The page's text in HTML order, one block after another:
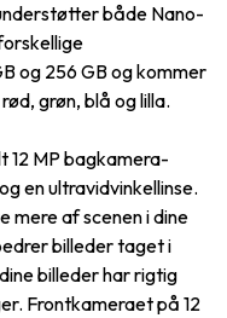
både Nano-
og 256 GB og kommer
grøn, blå og lilla.
12 MP bagkamera-
en ultravidvinkellinse.
mere af scenen i dine
billeder taget i
billeder har rigtig
Frontkameraet på 12